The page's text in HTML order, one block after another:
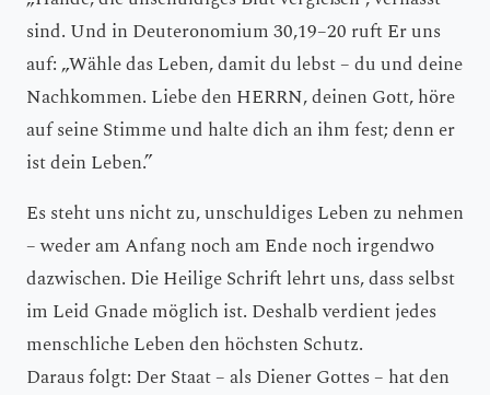
sind. Und in Deuteronomium 30,19–20 ruft Er uns
auf: „Wähle das Leben, damit du lebst – du und deine
Nachkommen. Liebe den HERRN, deinen Gott, höre
auf seine Stimme und halte dich an ihm fest; denn er
ist dein Leben.”
Es steht uns nicht zu, unschuldiges Leben zu nehmen
– weder am Anfang noch am Ende noch irgendwo
dazwischen. Die Heilige Schrift lehrt uns, dass selbst
im Leid Gnade möglich ist. Deshalb verdient jedes
menschliche Leben den höchsten Schutz.
Daraus folgt: Der Staat – als Diener Gottes – hat den